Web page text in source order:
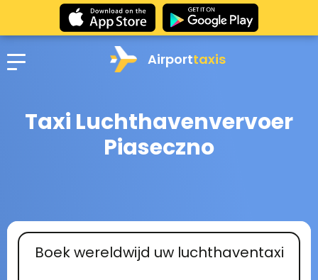
Airporttaxis
Taxi Luchthavenvervoer
Piaseczno
Boek wereldwijd uw luchthaventaxi